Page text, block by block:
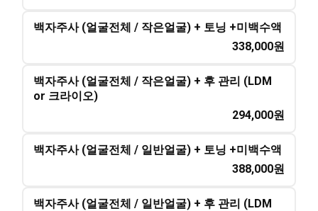
백자주사 (얼굴전체 / 작은얼굴) + 토닝 +미백수액
338,000원
백자주사 (얼굴전체 / 작은얼굴) + 후 관리 (LDM
or 크라이오)
294,000원
백자주사 (얼굴전체 / 일반얼굴) + 토닝 +미백수액
388,000원
백자주사 (얼굴전체 / 일반얼굴) + 후 관리 (LDM